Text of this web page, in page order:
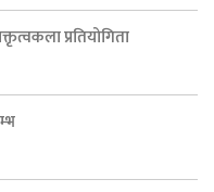
प्रतियोगिता